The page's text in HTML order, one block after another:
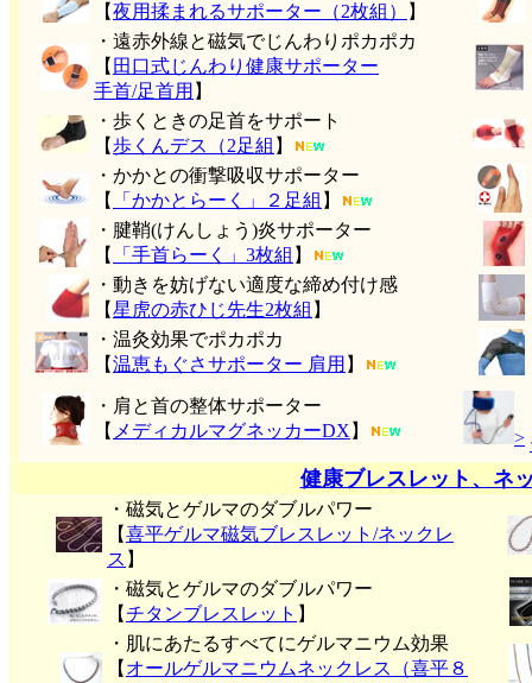
【夜用揉まれるサポーター（2枚組） 】
・遠赤外線と磁気でじんわりポカポカ
【 田口式じんわり健康サポーター
手首/足首用 】
・歩くときの足首をサポート
【歩くんデス（2足組 】
・かかとの衝撃吸収サポーター
【
「かかとらーく」２足組 】
・腱鞘(けんしょう)炎サポーター
【
「手首らーく」3枚組 】
・動きを妨げない適度な締め付け感
【星虎の赤ひじ先生2枚組 】
・温灸効果でポカポカ
【温恵もぐさサポーター 肩用 】
・肩と首の整体サポーター
【 メディカルマグネッカーDX 】 >
健康ブレスレット、ネ
・磁気とゲルマのダブルパワー
【喜平ゲルマ磁気ブレスレット/ネックレ
ス 】
・磁気とゲルマのダブルパワー
【チタンブレスレット 】
・肌にあたるすべてにゲルマニウム効果
【 オールゲルマニウムネックレス（喜平８